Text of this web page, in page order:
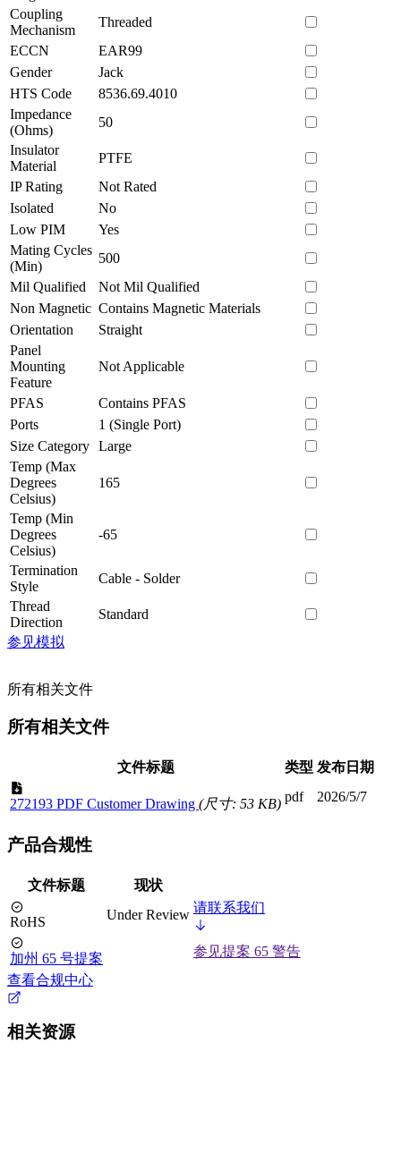
Coupling
Mechanism
Threaded
ECCN
EAR99
Gender
Jack
HTS Code
8536.69.4010
Impedance
(Ohms)
50
Insulator
Material
PTFE
IP Rating
Not Rated
Isolated
No
Low PIM
Yes
Mating Cycles
(Min)
500
Mil Qualified
Not Mil Qualified
Non Magnetic Contains Magnetic Materials
Orientation
Straight
Panel
Mounting
Feature
Not Applicable
PFAS
Contains PFAS
Ports
1 (Single Port)
Size Category Large
Temp (Max
Degrees
Celsius)
165
Temp (Min
Degrees
Celsius)
-65
Termination
Style
Cable - Solder
Thread
Direction
Standard
参见模拟
所有相关文件
所有相关文件
文件标题 类型 发布日期
272193 PDF Customer Drawing (尺寸: 53 KB) pdf 2026/5/7
产品合规性
文件标题 现状
RoHS Under Review 请联系我们
加州 65 号提案
参见提案 65 警告
查看合规中心
相关资源